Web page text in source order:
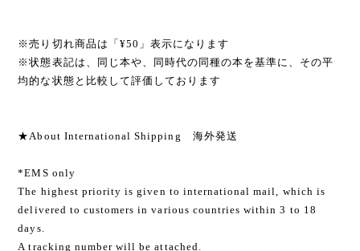
※売り切れ商品は「¥50」表示になります
※状態表記は、同じ本や、同時代の同種の本を基準に、その平
均的な状態と比較して評価しております
★About International Shipping 海外発送
*EMS only
The highest priority is given to international mail, which is
delivered to customers in various countries within 3 to 18
days.
A tracking number will be attached.